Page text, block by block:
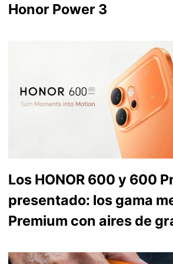
Honor Power 3
Los HONOR 600 y 600
presentado: los gama
Premium con aires de